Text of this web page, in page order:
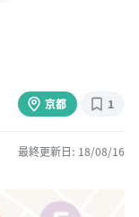
京都 1
最終更新日: 18/08/16